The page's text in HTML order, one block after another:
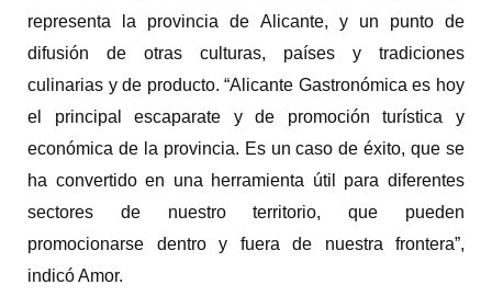
representa la provincia de Alicante, y un punto de
difusión de otras culturas, países y tradiciones
culinarias y de producto. “Alicante Gastronómica es hoy
el principal escaparate y de promoción turística y
económica de la provincia. Es un caso de éxito, que se
ha convertido en una herramienta útil para diferentes
sectores de nuestro territorio, que pueden
promocionarse dentro y fuera de nuestra frontera”,
indicó Amor.